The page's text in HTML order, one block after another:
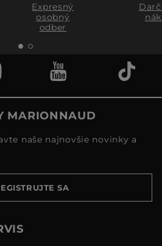
Expresný
osobný
odber
MARIONNAUD
naše najnovšie novinky a
SA